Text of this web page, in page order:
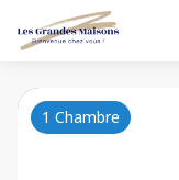
1 Chambre